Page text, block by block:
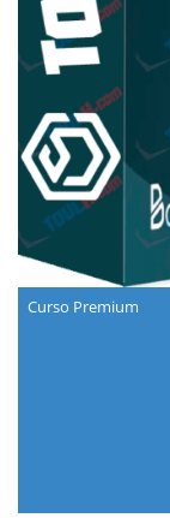
Curso Premium